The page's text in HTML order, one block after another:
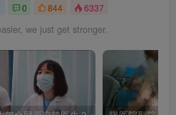
0 844 6337
just to love and live.